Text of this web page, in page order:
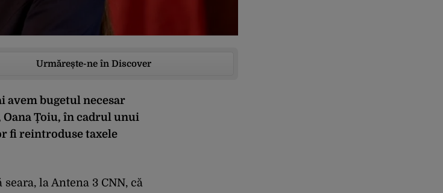
Urmărește-ne în Discover
avem bugetul necesar
Țoiu, în cadrul unui
fi reintroduse taxele
la Antena 3 CNN, că